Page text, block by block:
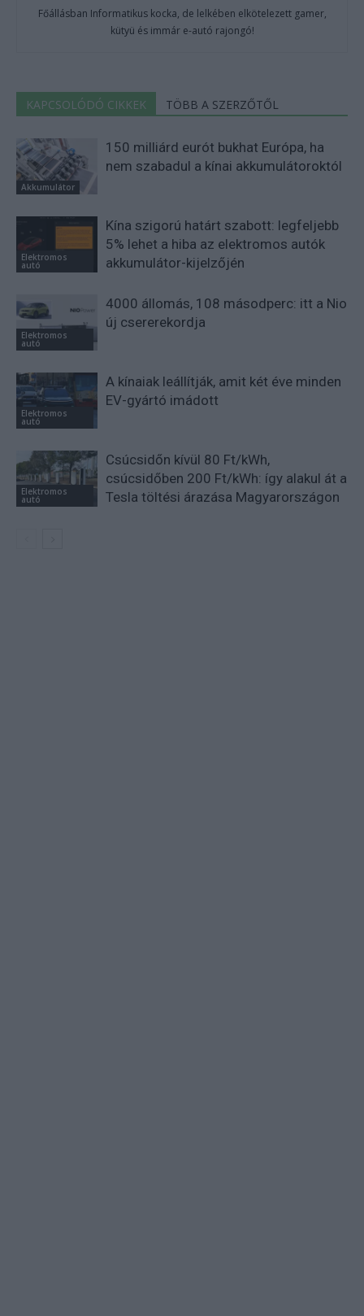
Főállásban Informatikus kocka, de lelkében elkötelezett gamer,
kütyü és immár e-autó rajongó!
KAPCSOLÓDÓ CIKKEK TÖBB A SZERZŐTŐL
Akkumulátor
150 milliárd eurót bukhat Európa, ha
nem szabadul a kínai akkumulátoroktól
Elektromos
autó
Kína szigorú határt szabott: legfeljebb
5% lehet a hiba az elektromos autók
akkumulátor-kijelzőjén
Elektromos
autó
4000 állomás, 108 másodperc: itt a Nio
új csererekordja
Elektromos
autó
A kínaiak leállítják, amit két éve minden
EV-gyártó imádott
Elektromos
autó
Csúcsidőn kívül 80 Ft/kWh,
csúcsidőben 200 Ft/kWh: így alakul át a
Tesla töltési árazása Magyarországon